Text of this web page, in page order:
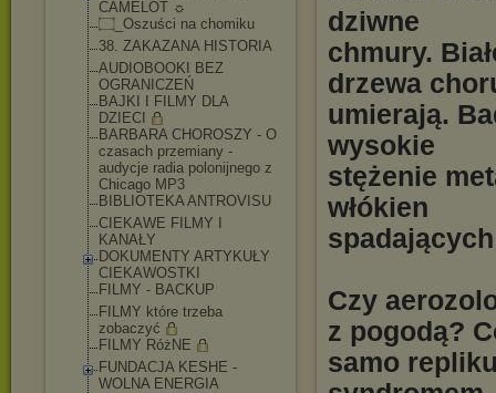
CAMELOT ☼
۝_Oszuści na chomiku
38. ZAKAZANA HISTORIA
AUDIOBOOKI BEZ
OGRANICZEŃ
BAJKI I FILMY DLA
DZIECI
BARBARA CHOROSZY - O
czasach przemiany -
audycje radia polonijnego z
Chicago MP3
BIBLIOTEKA ANTROVISU
CIEKAWE FILMY I
KANAŁY
DOKUMENTY ARTYKUŁY
CIEKAWOSTKI
FILMY - BACKUP
FILMY które trzeba
zobaczyć
FILMY RóżNE
FUNDACJA KESHE -
WOLNA ENERGIA
dziwne
chmury.
drzewa
umierają.
wysokie
stężenie
włókien
Czy
z pogodą?
samo